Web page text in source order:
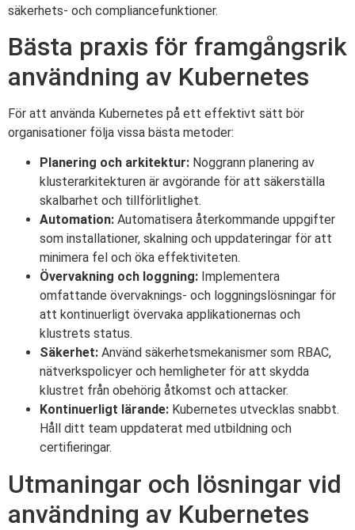
säkerhets- och compliancefunktioner.
Bästa praxis för framgångsrik
användning av Kubernetes
För att använda Kubernetes på ett effektivt sätt bör
organisationer följa vissa bästa metoder:
Planering och arkitektur: Noggrann planering av
klusterarkitekturen är avgörande för att säkerställa
skalbarhet och tillförlitlighet.
Automation: Automatisera återkommande uppgifter
som installationer, skalning och uppdateringar för att
minimera fel och öka effektiviteten.
Övervakning och loggning: Implementera
omfattande övervaknings- och loggningslösningar för
att kontinuerligt övervaka applikationernas och
klustrets status.
Säkerhet: Använd säkerhetsmekanismer som RBAC,
nätverkspolicyer och hemligheter för att skydda
klustret från obehörig åtkomst och attacker.
Kontinuerligt lärande: Kubernetes utvecklas snabbt.
Håll ditt team uppdaterat med utbildning och
certifieringar.
Utmaningar och lösningar vid
användning av Kubernetes